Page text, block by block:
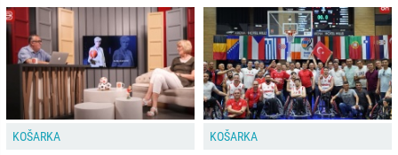
KOŠARKA
KOŠARKA